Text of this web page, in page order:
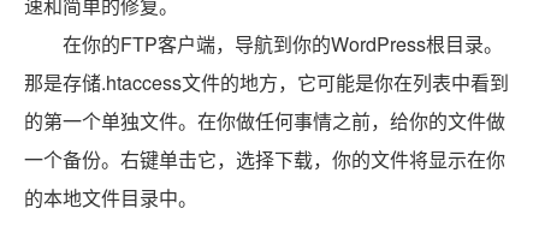
速和简单的修复。
在你的FTP客户端，导航到你的WordPress根目录。
那是存储.htaccess文件的地方，它可能是你在列表中看到
的第一个单独文件。在你做任何事情之前，给你的文件做
一个备份。右键单击它，选择下载，你的文件将显示在你
的本地文件目录中。